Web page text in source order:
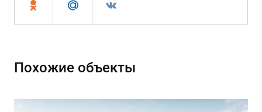
Похожие объекты